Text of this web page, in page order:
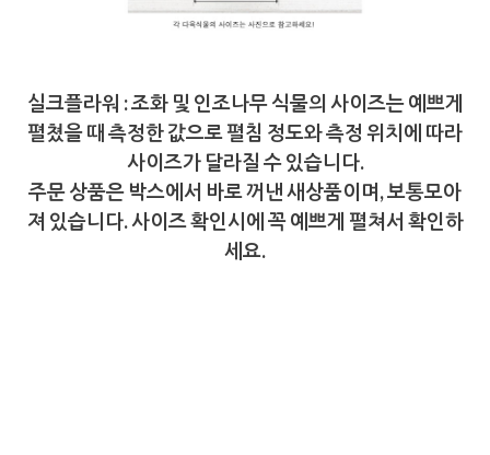
실크플라워 : 조화 및 인조나무 식물의 사이즈는 예쁘게
펼쳤을 때 측정한 값으로 펼침 정도와 측정 위치에 따라
사이즈가 달라질 수 있습니다.
주문 상품은 박스에서 바로 꺼낸 새상품이며, 보통모아
져 있습니다. 사이즈 확인시에 꼭 예쁘게 펼쳐서 확인하
세요.